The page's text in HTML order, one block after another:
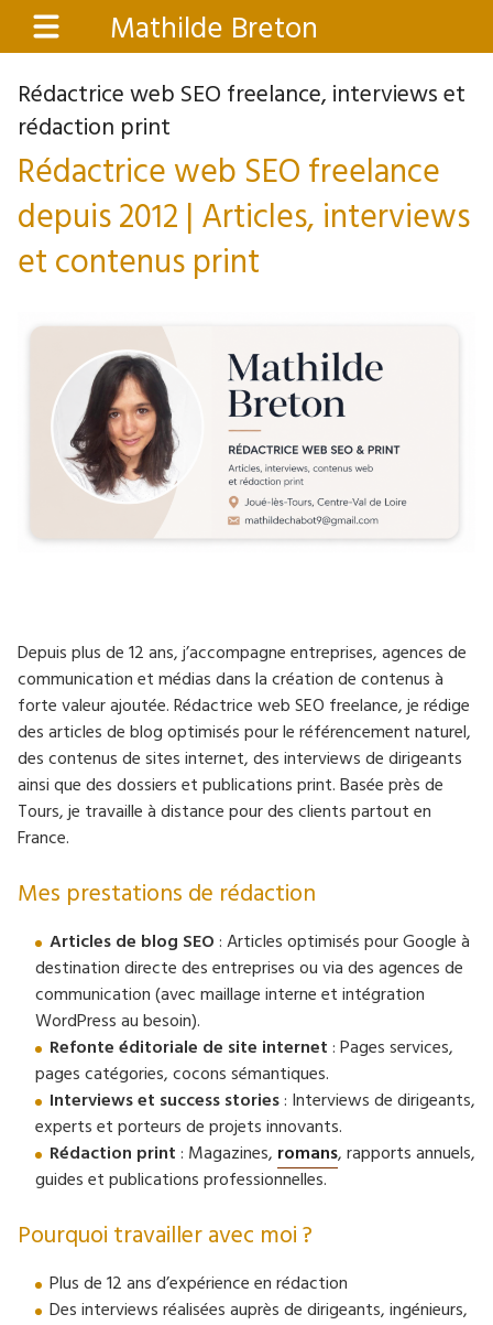
principal
Mathilde Breton
Menu
Rédactrice web SEO freelance, interviews et
rédaction print
Rédactrice web SEO freelance
depuis 2012 | Articles, interviews
et contenus print
Depuis plus de 12 ans, j’accompagne entreprises, agences de
communication et médias dans la création de contenus à
forte valeur ajoutée. Rédactrice web SEO freelance, je rédige
des articles de blog optimisés pour le référencement naturel,
des contenus de sites internet, des interviews de dirigeants
ainsi que des dossiers et publications print. Basée près de
Tours, je travaille à distance pour des clients partout en
France.
Mes prestations de rédaction
Articles de blog SEO: Articles optimisés pour Google à
destination directe des entreprises ou via des agences de
communication (avec maillage interne et intégration
WordPress au besoin).
Refonte éditoriale de site internet: Pages services,
pages catégories, cocons sémantiques.
Interviews et success stories: Interviews de dirigeants,
experts et porteurs de projets innovants.
Rédaction print: Magazines, romans, rapports annuels,
guides et publications professionnelles.
Pourquoi travailler avec moi ?
Plus de 12 ans d’expérience en rédaction
Des interviews réalisées auprès de dirigeants, ingénieurs,